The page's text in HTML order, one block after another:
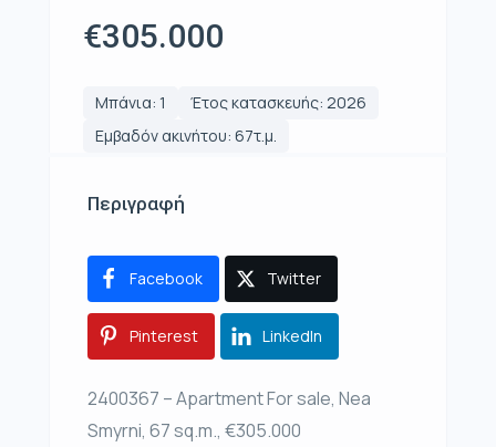
€305.000
Μπάνια: 1
Έτος κατασκευής: 2026
Εμβαδόν ακινήτου: 67τ.μ.
Περιγραφή
Facebook Twitter
Pinterest LinkedIn
2400367 – Apartment For sale, Nea
Smyrni, 67 sq.m., €305.000